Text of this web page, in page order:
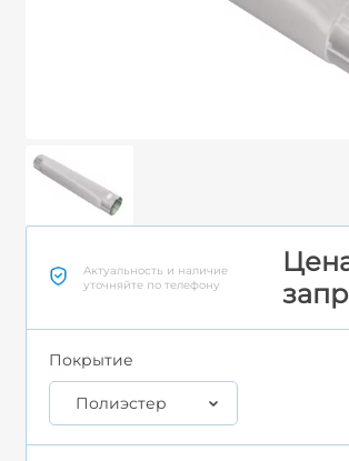
Актуальность и наличие
уточняйте по телефону
Покрытие
Полиэстер